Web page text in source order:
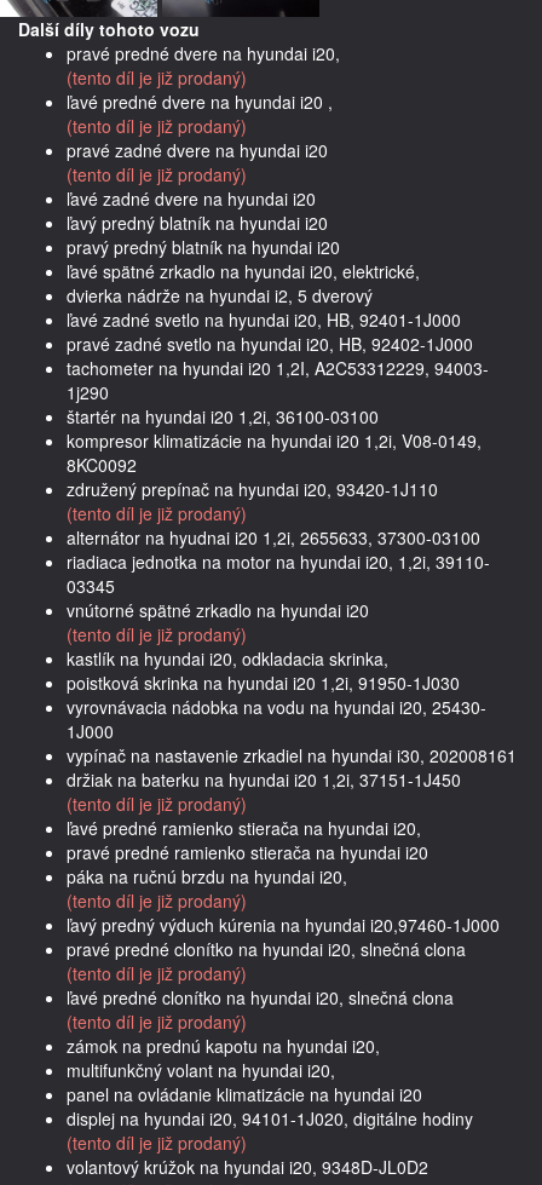
Další díly tohoto vozu
pravé predné dvere na hyundai i20,
(tento díl je již prodaný)
ľavé predné dvere na hyundai i20 ,
(tento díl je již prodaný)
pravé zadné dvere na hyundai i20
(tento díl je již prodaný)
ľavé zadné dvere na hyundai i20
ľavý predný blatník na hyundai i20
pravý predný blatník na hyundai i20
ľavé spätné zrkadlo na hyundai i20, elektrické,
dvierka nádrže na hyundai i2, 5 dverový
ľavé zadné svetlo na hyundai i20, HB, 92401-1J000
pravé zadné svetlo na hyundai i20, HB, 92402-1J000
tachometer na hyundai i20 1,2I, A2C53312229, 94003-
1j290
štartér na hyundai i20 1,2i, 36100-03100
kompresor klimatizácie na hyundai i20 1,2i, V08-0149,
8KC0092
združený prepínač na hyundai i20, 93420-1J110
(tento díl je již prodaný)
alternátor na hyudnai i20 1,2i, 2655633, 37300-03100
riadiaca jednotka na motor na hyundai i20, 1,2i, 39110-
03345
vnútorné spätné zrkadlo na hyundai i20
(tento díl je již prodaný)
kastlík na hyundai i20, odkladacia skrinka,
poistková skrinka na hyundai i20 1,2i, 91950-1J030
vyrovnávacia nádobka na vodu na hyundai i20, 25430-
1J000
vypínač na nastavenie zrkadiel na hyundai i30, 202008161
držiak na baterku na hyundai i20 1,2i, 37151-1J450
(tento díl je již prodaný)
ľavé predné ramienko stierača na hyundai i20,
pravé predné ramienko stierača na hyundai i20
páka na ručnú brzdu na hyundai i20,
(tento díl je již prodaný)
ľavý predný výduch kúrenia na hyundai i20,97460-1J000
pravé predné clonítko na hyundai i20, slnečná clona
(tento díl je již prodaný)
ľavé predné clonítko na hyundai i20, slnečná clona
(tento díl je již prodaný)
zámok na prednú kapotu na hyundai i20,
multifunkčný volant na hyundai i20,
panel na ovládanie klimatizácie na hyundai i20
displej na hyundai i20, 94101-1J020, digitálne hodiny
(tento díl je již prodaný)
volantový krúžok na hyundai i20, 9348D-JL0D2